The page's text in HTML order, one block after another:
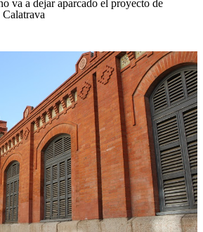
va a dejar aparcado el proyecto de